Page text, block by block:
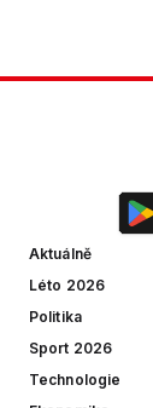
Aktuálně
Léto 2026
Politika
Sport 2026
Technologie